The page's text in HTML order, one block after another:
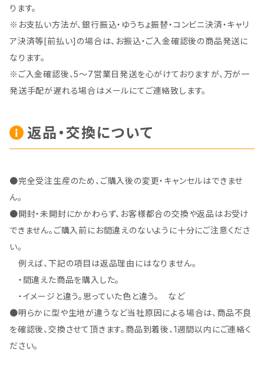
ります。
※お支払い方法が、銀行振込・ゆうちょ振替・コンビニ決済・キャリ
ア決済等[前払い]の場合は、お振込・ご入金確認後の商品発送に
なります。
※ご入金確認後、5～7営業日発送を心がけておりますが、万が一
発送手配が遅れる場合はメールにてご連絡致します。
返品・交換について
●完全受注生産のため、ご購入後の変更・キャンセルはできませ
ん。
●開封・未開封にかかわらず、お客様都合の交換や返品はお受け
できません。ご購入前にお間違えのないように十分にご注意くださ
い。
例えば、下記の項目は返品理由にはなりません。
・間違えた商品を購入した。
・イメージと違う。思っていた色と違う。 など
●明らかに型や生地が違うなど当社原因による場合は、商品不良
を確認後、交換させて頂きます。商品到着後、1週間以内にご連絡く
ださい。